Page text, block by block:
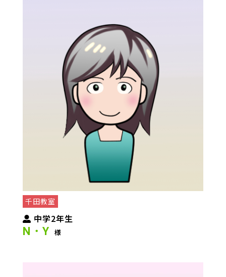
千田教室
中学2年生
N・Y 様